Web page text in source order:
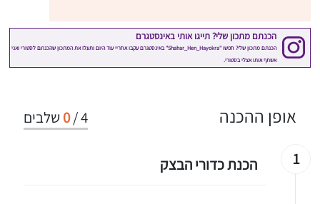
4
/
0 שלבים אופן ההכנה
1 הכנת כדורי הבצק